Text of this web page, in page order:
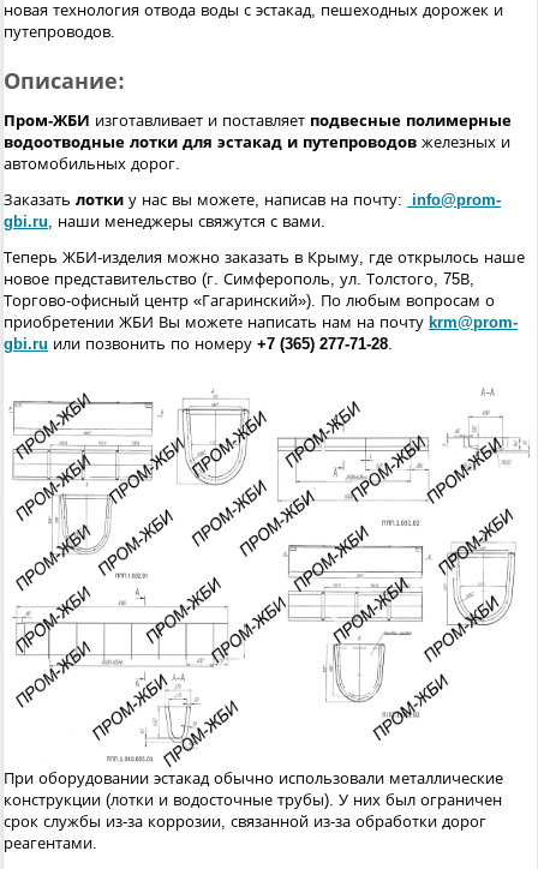
новая технология отвода воды с эстакад, пешеходных дорожек и
путепроводов.
Описание:
Пром-ЖБИ изготавливает и поставляет подвесные полимерные
водоотводные лотки для эстакад и путепроводов железных и
автомобильных дорог.
Заказать лотки у нас вы можете, написав на почту: info@prom-
gbi.ru, наши менеджеры свяжутся с вами.
Теперь ЖБИ-изделия можно заказать в Крыму, где открылось наше
новое представительство (г. Симферополь, ул. Толстого, 75В,
Торгово-офисный центр «Гагаринский»). По любым вопросам о
приобретении ЖБИ Вы можете написать нам на почту krm@prom-
gbi.ru или позвонить по номеру +7 (365) 277-71-28.
При оборудовании эстакад обычно использовали металлические
конструкции (лотки и водосточные трубы). У них был ограничен
срок службы из-за коррозии, связанной из-за обработки дорог
реагентами.